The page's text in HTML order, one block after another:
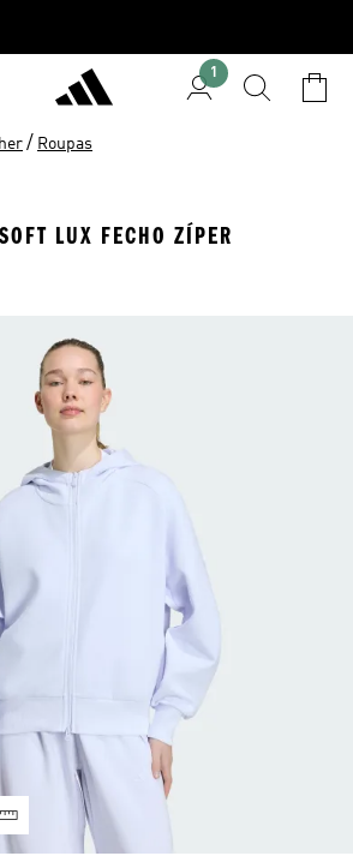
1
/ Roupas
LUX FECHO ZÍPER